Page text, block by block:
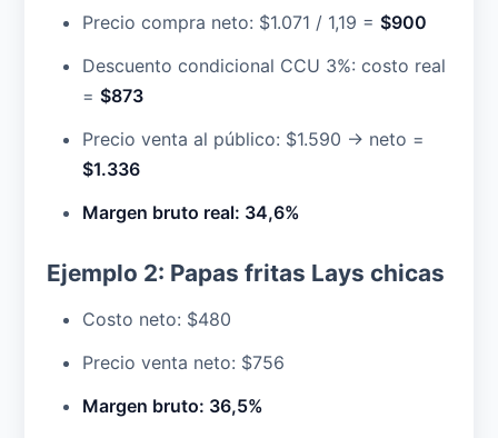
Precio compra neto: $1.071 / 1,19 =$900
Descuento condicional CCU 3%: costo real
=$873
Precio venta al público: $1.590 → neto =
$1.336
Margen bruto real: 34,6%
Ejemplo 2: Papas fritas Lays chicas
Costo neto: $480
Precio venta neto: $756
Margen bruto: 36,5%